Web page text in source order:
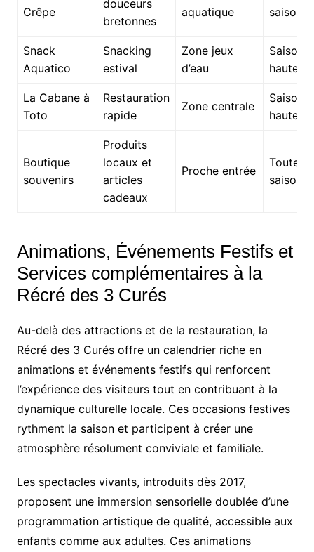
Crêpe
douceurs
bretonnes
aquatique
saison
Snack
Aquatico
Snacking
estival
Zone jeux
d’eau
Saison
haute
La Cabane à
Toto
Restauration
rapide
Zone centrale
Saison
haute
Boutique
souvenirs
Produits
locaux et
articles
cadeaux
Proche entrée
Toute la
saison
Animations, Événements Festifs et
Services complémentaires à la
Récré des 3 Curés
Au-delà des attractions et de la restauration, la
Récré des 3 Curés offre un calendrier riche en
animations et événements festifs qui renforcent
l’expérience des visiteurs tout en contribuant à la
dynamique culturelle locale. Ces occasions festives
rythment la saison et participent à créer une
atmosphère résolument conviviale et familiale.
Les spectacles vivants, introduits dès 2017,
proposent une immersion sensorielle doublée d’une
programmation artistique de qualité, accessible aux
enfants comme aux adultes. Ces animations